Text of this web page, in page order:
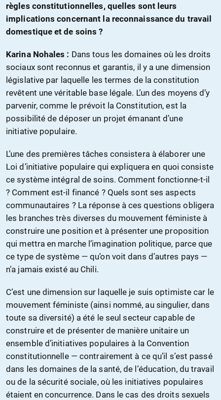
règles constitutionnelles, quelles sont leurs
implications concernant la reconnaissance du travail
domestique et de soins ?
Karina Nohales : Dans tous les domaines où les droits
sociaux sont reconnus et garantis, il y a une dimension
législative par laquelle les termes de la constitution
revêtent une véritable base légale. L’un des moyens d’y
parvenir, comme le prévoit la Constitution, est la
possibilité de déposer un projet émanant d’une
initiative populaire.
L’une des premières tâches consistera à élaborer une
Loi d’initiative populaire qui expliquera en quoi consiste
ce système intégral de soins. Comment fonctionne-t-il
? Comment est-il financé ? Quels sont ses aspects
communautaires ? La réponse à ces questions obligera
les branches très diverses du mouvement féministe à
construire une position et à présenter une proposition
qui mettra en marche l’imagination politique, parce que
ce type de système — qu’on voit dans d’autres pays —
n’a jamais existé au Chili.
C’est une dimension sur laquelle je suis optimiste car le
mouvement féministe (ainsi nommé, au singulier, dans
toute sa diversité) a été le seul secteur capable de
construire et de présenter de manière unitaire un
ensemble d’initiatives populaires à la Convention
constitutionnelle — contrairement à ce qu’il s’est passé
dans les domaines de la santé, de l’éducation, du travail
ou de la sécurité sociale, où les initiatives populaires
étaient en concurrence. Dans le cas des droits sexuels